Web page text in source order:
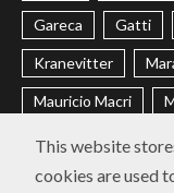
Gareca Gatti
Kranevitter
Mauricio Macri
Passarella
Riquelme River
This website
cookies are used